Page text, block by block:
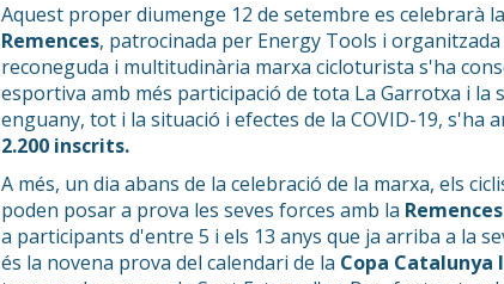
Aquest proper diumenge 12 de setembre es celebrarà la
Remences, patrocinada per Energy Tools i organitzada
reconeguda i multitudinària marxa cicloturista s'ha
esportiva amb més participació de tota La Garrotxa i la
enguany, tot i la situació i efectes de la COVID-19, s'ha
2.200 inscrits.
A més, un dia abans de la celebració de la marxa, els
poden posar a prova les seves forces amb la
a participants d'entre 5 i els 13 anys que ja arriba a la
és la novena prova del calendari de la Copa Catalunya